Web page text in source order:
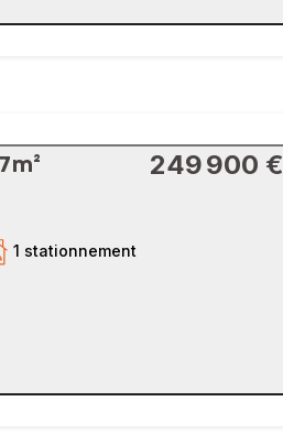
249 900 €
1 stationnement